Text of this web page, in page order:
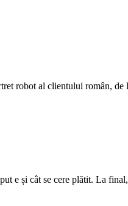
robot al clientului român, de
e și cât se cere plătit. La